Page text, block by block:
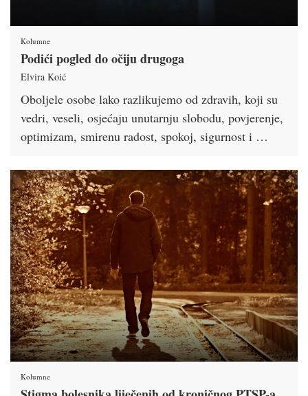
Kolumne
Podići pogled do očiju drugoga
Elvira Koić
Oboljele osobe lako razlikujemo od zdravih, koji su
vedri, veseli, osjećaju unutarnju slobodu, povjerenje,
optimizam, smirenu radost, spokoj, sigurnost i …
Kolumne